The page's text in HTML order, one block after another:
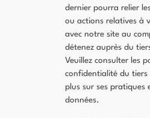
dernier pourra relier
ou actions relatives à
avec notre site au
détenez auprès du
Veuillez consulter les
confidentialité du tiers
plus sur ses pratiques
données.